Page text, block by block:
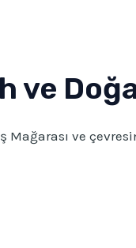
ve
ve